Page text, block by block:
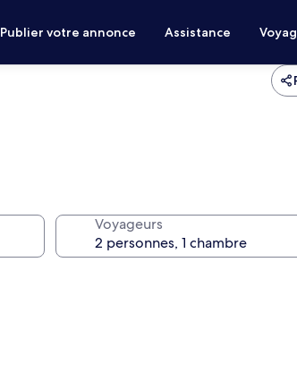
Publier votre annonce Assistance
Voyageurs